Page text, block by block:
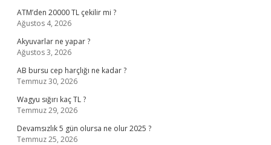
ATM’den 20000 TL çekilir mi ?
Ağustos 4, 2026
Akyuvarlar ne yapar ?
Ağustos 3, 2026
AB bursu cep harçlığı ne kadar ?
Temmuz 30, 2026
Wagyu sığırı kaç TL ?
Temmuz 29, 2026
Devamsızlık 5 gün olursa ne olur 2025 ?
Temmuz 25, 2026